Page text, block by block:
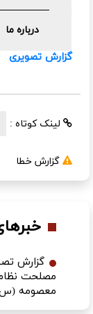
درباره ما
اعضای مجمع
جلسه به
گزارش تصویری
لینک کوتاه :
گزارش خطا
گزارش
مصلحت
معصومه